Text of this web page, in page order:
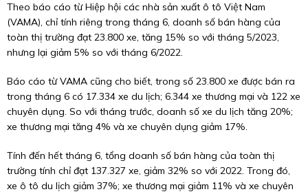
Theo báo cáo từ Hiệp hội các nhà sản xuất ô tô Việt Nam
(VAMA), chỉ tính riêng trong tháng 6, doanh số bán hàng của
toàn thị trường đạt 23.800 xe, tăng 15% so với tháng 5/2023,
nhưng lại giảm 5% so với tháng 6/2022.
Báo cáo từ VAMA cũng cho biết, trong số 23.800 xe được bán ra
trong tháng 6 có 17.334 xe du lịch; 6.344 xe thương mại và 122 xe
chuyên dụng. So với tháng trước, doanh số xe du lịch tăng 20%;
xe thương mại tăng 4% và xe chuyên dụng giảm 17%.
Tính đến hết tháng 6, tổng doanh số bán hàng của toàn thị
trường tính chỉ đạt 137.327 xe, giảm 32% so với 2022. Trong đó,
xe ô tô du lịch giảm 37%; xe thương mại giảm 11% và xe chuyên